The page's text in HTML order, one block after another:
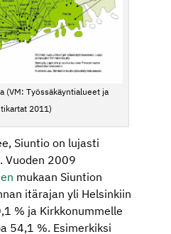
(VM: Työssäkäyntialueet ja
2011)
Siuntio on lujasti
Vuoden 2009
mukaan Siuntion
itärajan yli Helsinkiin
% ja Kirkkonummelle
54,1 %. Esimerkiksi